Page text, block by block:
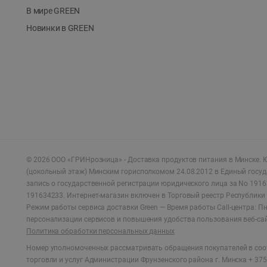
В мире GREEN
Новинки в GREEN
© 2026 ООО «ГРИНрозница» - Доставка продуктов питания в Минске.
(цокольный этаж) Минским горисполкомом 24.08.2012 в Единый
запись о государственной регистрации юридического лица за No
191634233. Интернет-магазин включен в Торговый реестр
Режим работы сервиса доставки Green — Время работы Call-центра:
персонализации сервисов и повышения удобства пользования веб-
Политика обработки персональных данных
Номер уполномоченных рассматривать обращения покупателей в
торговли и услуг Администрации Фрунзенского района г. Минска +